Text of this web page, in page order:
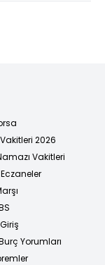
2026
Vakitleri
Yorumları